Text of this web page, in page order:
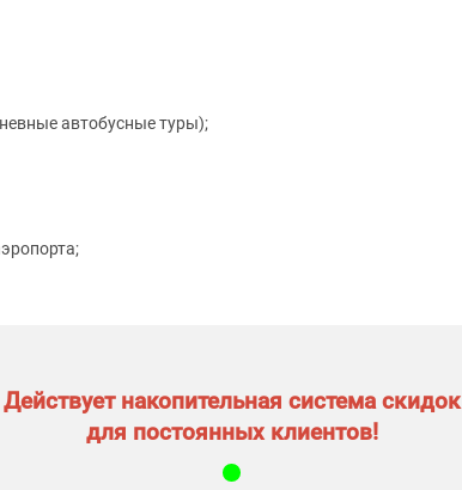
автобусные туры);
Действует накопительная система скидок
для постоянных клиентов!